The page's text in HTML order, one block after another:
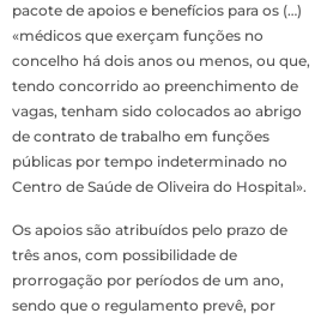
pacote de apoios e benefícios para os (…)
«médicos que exerçam funções no
concelho há dois anos ou menos, ou que,
tendo concorrido ao preenchimento de
vagas, tenham sido colocados ao abrigo
de contrato de trabalho em funções
públicas por tempo indeterminado no
Centro de Saúde de Oliveira do Hospital».
Os apoios são atribuídos pelo prazo de
três anos, com possibilidade de
prorrogação por períodos de um ano,
sendo que o regulamento prevê, por